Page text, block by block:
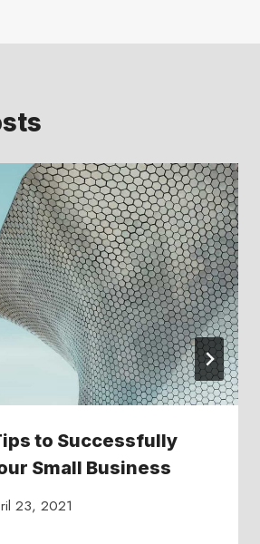
to Successfully
Small Business
23, 2021